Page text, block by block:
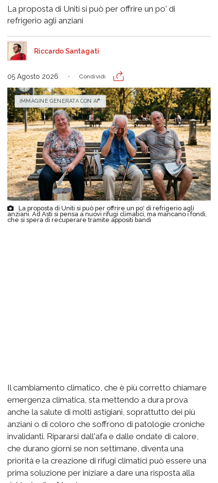
La proposta di Uniti si può per offrire un po' di
refrigerio agli anziani
Riccardo Santagati
05 Agosto 2026 Condividi
La proposta di Uniti si può per offrire un po' di refrigerio agli
anziani. Ad Asti si pensa a nuovi rifugi climatici, ma mancano i fondi,
che si spera di recuperare tramite appositi bandi
IMMAGINE GENERATA CON AI
Il cambiamento climatico, che è più corretto chiamare
emergenza climatica, sta mettendo a dura prova
anche la salute di molti astigiani, soprattutto dei più
anziani o di coloro che soffrono di patologie croniche
invalidanti. Ripararsi dall'afa e dalle ondate di calore,
che durano giorni se non settimane, diventa una
priorità e la creazione di rifugi climatici può essere una
prima soluzione per iniziare a dare una risposta alla